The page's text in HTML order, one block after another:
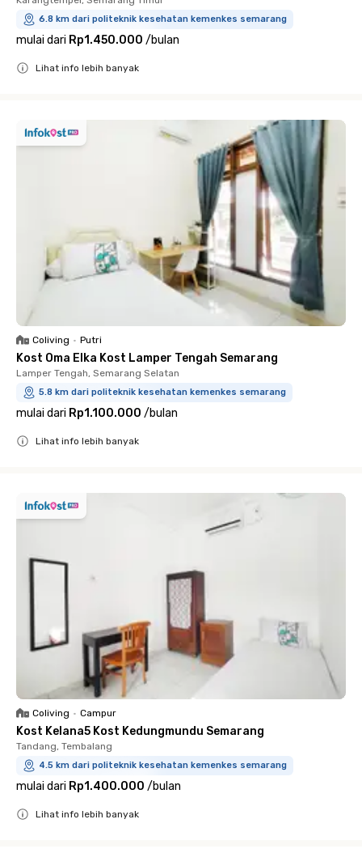
6.8 km dari politeknik kesehatan kemenkes semarang
mulai dari Rp1.450.000 /bulan
Lihat info lebih banyak
Coliving • Putri
Kost Oma Elka Kost Lamper Tengah Semarang
Lamper Tengah, Semarang Selatan
5.8 km dari politeknik kesehatan kemenkes semarang
mulai dari Rp1.100.000 /bulan
Lihat info lebih banyak
Coliving • Campur
Kost Kelana5 Kost Kedungmundu Semarang
Tandang, Tembalang
4.5 km dari politeknik kesehatan kemenkes semarang
mulai dari Rp1.400.000 /bulan
Lihat info lebih banyak